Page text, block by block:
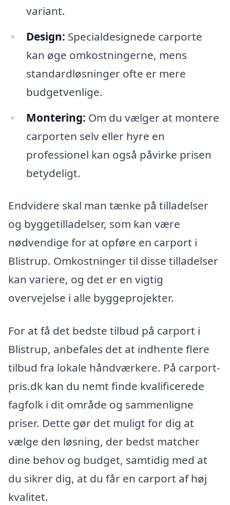
variant.
Design: Specialdesignede carporte
kan øge omkostningerne, mens
standardløsninger ofte er mere
budgetvenlige.
Montering: Om du vælger at montere
carporten selv eller hyre en
professionel kan også påvirke prisen
betydeligt.
Endvidere skal man tænke på tilladelser
og byggetilladelser, som kan være
nødvendige for at opføre en carport i
Blistrup. Omkostninger til disse tilladelser
kan variere, og det er en vigtig
overvejelse i alle byggeprojekter.
For at få det bedste tilbud på carport i
Blistrup, anbefales det at indhente flere
tilbud fra lokale håndværkere. På carport-
pris.dk kan du nemt finde kvalificerede
fagfolk i dit område og sammenligne
priser. Dette gør det muligt for dig at
vælge den løsning, der bedst matcher
dine behov og budget, samtidig med at
du sikrer dig, at du får en carport af høj
kvalitet.